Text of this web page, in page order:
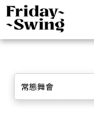
常態舞會